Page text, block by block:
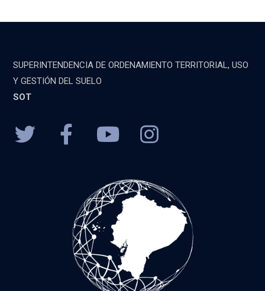
SUPERINTENDENCIA DE ORDENAMIENTO TERRITORIAL, USO
Y GESTIÓN DEL SUELO
SOT